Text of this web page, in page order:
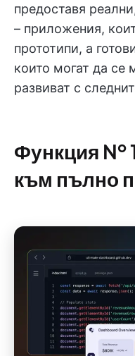
предоставя
– приложения,
прототипи, а
които могат да се
развиват с
Функция №
към пълно